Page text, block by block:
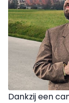
Dankzij een